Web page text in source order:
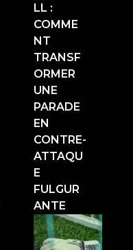
LL :
COMME
NT
TRANSF
ORMER
UNE
PARADE
EN
CONTRE-
ATTAQU
E
FULGUR
ANTE